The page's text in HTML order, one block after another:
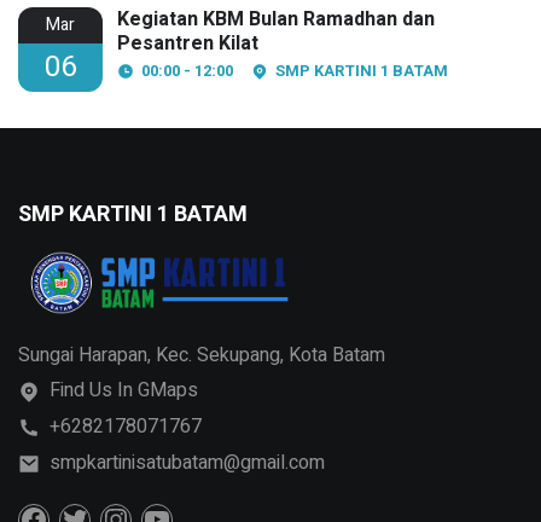
Mar
06
Kegiatan KBM Bulan Ramadhan dan
Pesantren Kilat
00:00 - 12:00 SMP KARTINI 1 BATAM
SMP KARTINI 1 BATAM
Sungai Harapan, Kec. Sekupang, Kota Batam
Find Us In GMaps
+6282178071767
smpkartinisatubatam@gmail.com